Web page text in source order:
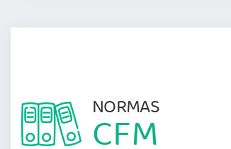
NORMAS
CFM